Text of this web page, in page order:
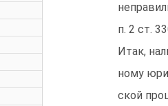
п. 2 ст.
Итак,
ному
ской